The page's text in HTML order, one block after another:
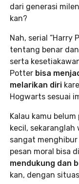
dari generasi
kan?
Nah, serial “Harry
tentang benar
serta
Potter bisa
melarikan diri
Hogwarts sesuai
Kalau kamu
kecil,
sangat
pesan moral bisa
mendukung dan
kan, dengan